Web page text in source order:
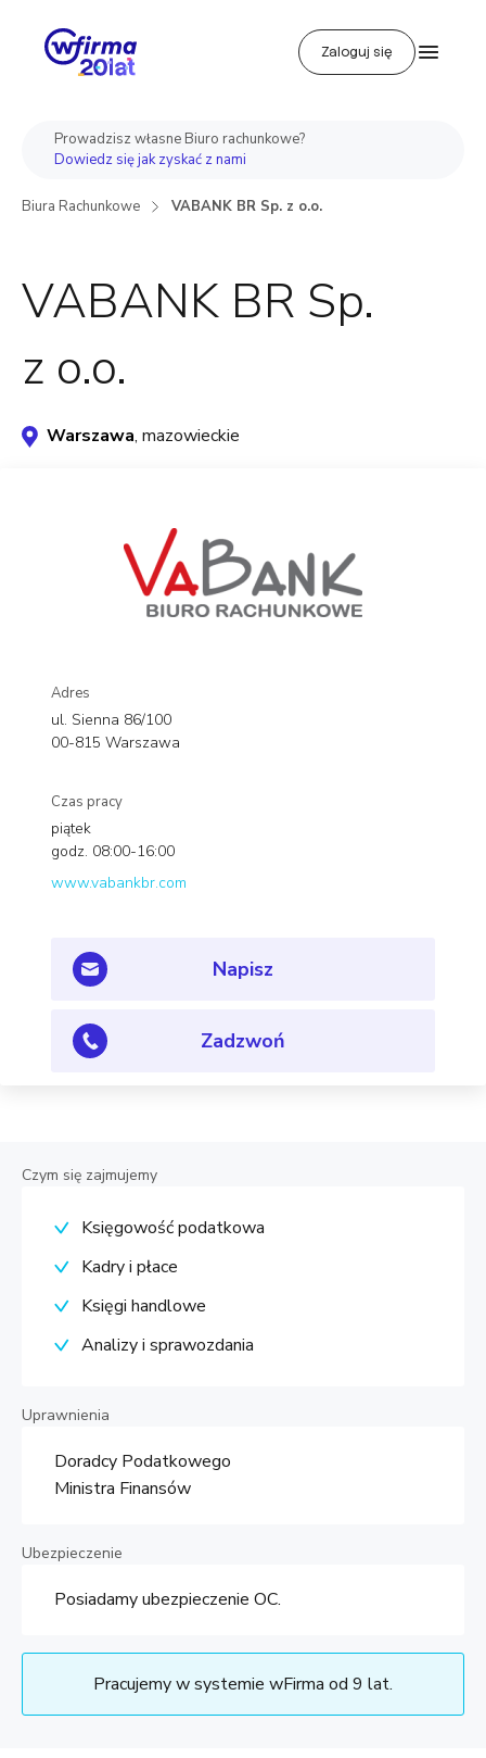
Zaloguj się
Biura Rachunkowe VABANK BR Sp. z o.o.
Prowadzisz własne Biuro rachunkowe?
Dowiedz się jak zyskać z nami
VABANK BR Sp.
z o.o.
Warszawa, mazowieckie
Adres
ul. Sienna 86/100
00-815 Warszawa
Czas pracy
piątek
godz. 08:00-16:00
www.vabankbr.com
Napisz
Zadzwoń
Czym się zajmujemy
Księgowość podatkowa
Kadry i płace
Księgi handlowe
Analizy i sprawozdania
Uprawnienia
Doradcy Podatkowego
Ministra Finansów
Ubezpieczenie
Posiadamy ubezpieczenie OC.
Pracujemy w systemie wFirma od 9 lat.